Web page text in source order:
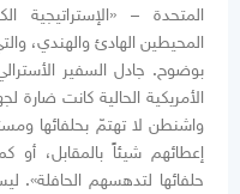
المتحدة – «الإستراتيجية
المحيطين الهادئ والهندي،
بوضوح. جادل السفير
الأمريكية الحالية كانت ضارة
واشنطن لا تهتمّ بحلفائها
إعطائهم شيئاً بالمقابل،
حلفائها لتدهسهم